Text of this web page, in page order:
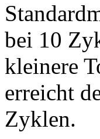
bei 10
kleinere
erreicht
Zyklen.